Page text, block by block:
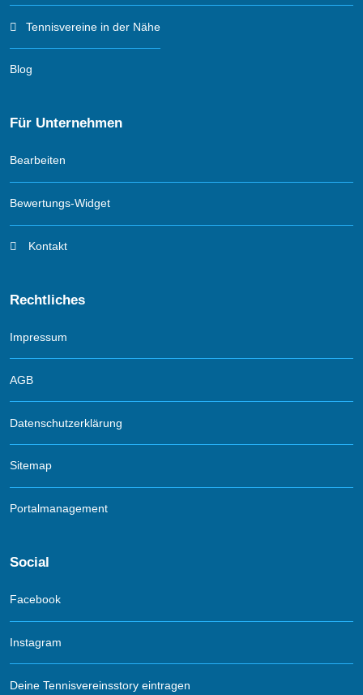
Tennisvereine in der Nähe
Blog
Für Unternehmen
Bearbeiten
Bewertungs-Widget
Kontakt
Rechtliches
Impressum
AGB
Datenschutzerklärung
Sitemap
Portalmanagement
Social
Facebook
Instagram
Deine Tennisvereinsstory eintragen